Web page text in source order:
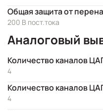
Общая защита от
200 В пост.тока
Аналоговый
Количество каналов
4
Количество каналов
4